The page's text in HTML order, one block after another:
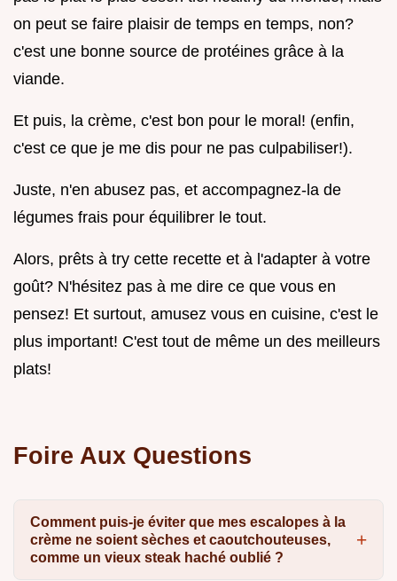
on peut se faire plaisir de temps en temps, non?
c'est une bonne source de protéines grâce à la
viande.
Et puis, la crème, c'est bon pour le moral! (enfin,
c'est ce que je me dis pour ne pas culpabiliser!).
Juste, n'en abusez pas, et accompagnez-la de
légumes frais pour équilibrer le tout.
Alors, prêts à try cette recette et à l'adapter à votre
goût? N'hésitez pas à me dire ce que vous en
pensez! Et surtout, amusez vous en cuisine, c'est le
plus important! C'est tout de même un des meilleurs
plats!
Foire Aux Questions
Comment puis-je éviter que mes escalopes à la
crème ne soient sèches et caoutchouteuses,
comme un vieux steak haché oublié ?